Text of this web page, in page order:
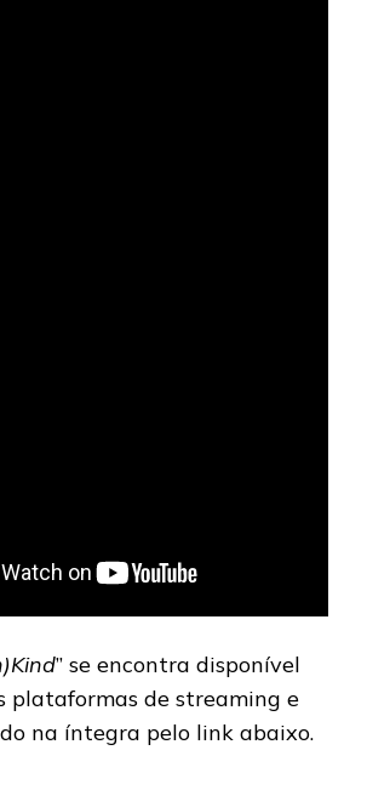
” se encontra disponível
plataformas de streaming e
na íntegra pelo link abaixo.